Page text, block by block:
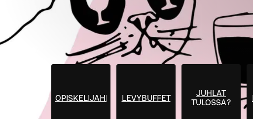
OPISKELIJAHINNATLEVYBUFFET
JUHLAT
TULOSSA?